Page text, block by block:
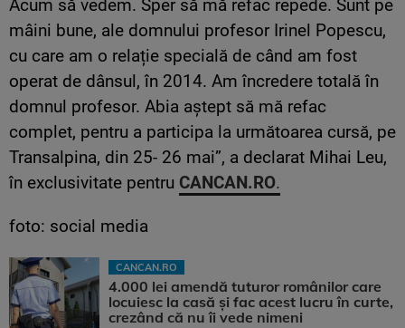
Acum să vedem. Sper să mă refac repede. Sunt pe
mâini bune, ale domnului profesor Irinel Popescu,
cu care am o relație specială de când am fost
operat de dânsul, în 2014. Am încredere totală în
domnul profesor. Abia aștept să mă refac
complet, pentru a participa la următoarea cursă, pe
Transalpina, din 25- 26 mai”, a declarat Mihai Leu,
în exclusivitate pentru CANCAN.RO.
foto: social media
CANCAN.RO
4.000 lei amendă tuturor românilor care
locuiesc la casă și fac acest lucru în curte,
crezând că nu îi vede nimeni